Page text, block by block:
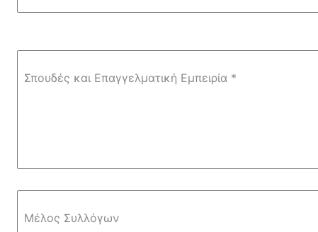
Σπουδές και Επαγγελματική Εμπειρία *
Μέλος Συλλόγων